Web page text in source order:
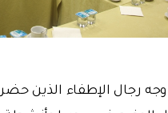
رجال الإطفاء الذين